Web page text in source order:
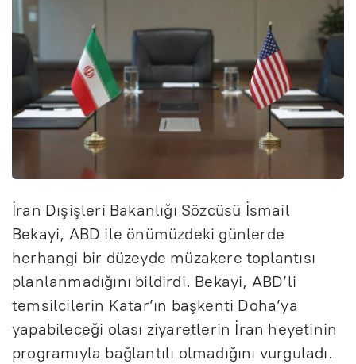
İran Dışişleri Bakanlığı Sözcüsü İsmail
Bekayi, ABD ile önümüzdeki günlerde
herhangi bir düzeyde müzakere toplantısı
planlanmadığını bildirdi. Bekayi, ABD’li
temsilcilerin Katar’ın başkenti Doha’ya
yapabileceği olası ziyaretlerin İran heyetinin
programıyla bağlantılı olmadığını vurguladı.